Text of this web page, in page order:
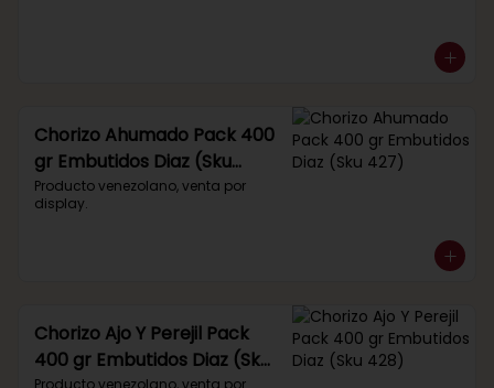
Chorizo Ahumado Pack 400
gr Embutidos Diaz (Sku
427)
Producto venezolano, venta por
display.
Chorizo Ajo Y Perejil Pack
400 gr Embutidos Diaz (Sku
Producto venezolano, venta por